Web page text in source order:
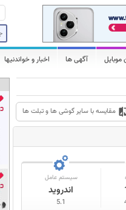
موبایل آگهی ها اخبار و خواندنیها
مقایسه با سایر گوشی ها و تبلت ها
سیستم عامل
اندروید
5.1